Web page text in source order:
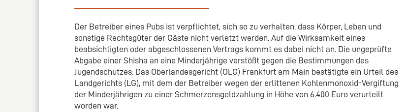
Der Betreiber eines Pubs ist verpflichtet, sich so zu verhalten, dass Körper, Leben und
sonstige Rechtsgüter der Gäste nicht verletzt werden. Auf die Wirksamkeit eines
beabsichtigten oder abgeschlossenen Vertrags kommt es dabei nicht an. Die ungeprüfte
Abgabe einer Shisha an eine Minderjährige verstößt gegen die Bestimmungen des
Jugendschutzes. Das Oberlandesgericht (OLG) Frankfurt am Main bestätigte ein Urteil des
Landgerichts (LG), mit dem der Betreiber wegen der erlittenen Kohlenmonoxid-Vergiftung
der Minderjährigen zu einer Schmerzensgeldzahlung in Höhe von 6.400 Euro verurteilt
worden war.